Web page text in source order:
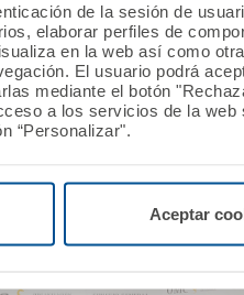
de la sesión de
elaborar perfiles de
en la web así como
El usuario podrá
mediante el botón
a los servicios de la web
“Personalizar".
Aceptar
2019
ratifica su
con la Sociedad de la
el Cáncer y el Hospital